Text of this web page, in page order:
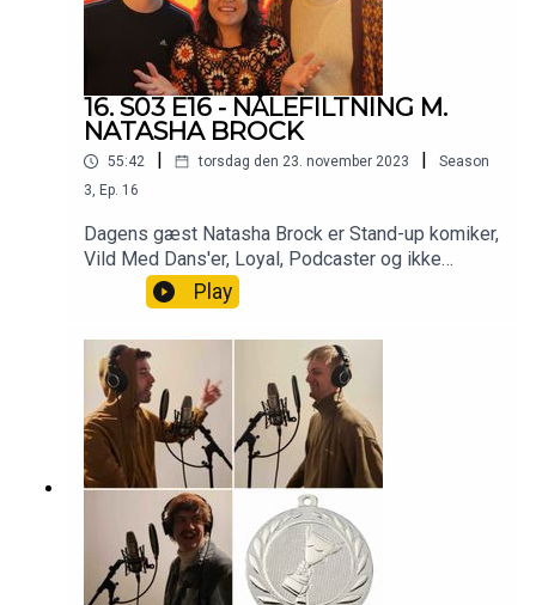
16. S03 E16 - NÅLEFILTNING M.
NATASHA BROCK
55:42 torsdag den 23. november 2023
Season
3, Ep. 16
Dagens gæst Natasha Brock er Stand-up komiker,
Vild Med Dans'er, Loyal, Podcaster og ikke
mindst Nålefilter. Dagens episode handler om
nålefiltning. Både hvad det er, og hvad den skønne
Natasha Brock bruger det til. Derudover så skal vi
selvfølgelig også høre om, hvad både Niels og
Simon har lært siden sidst. Go' lytter. 🪡
Play